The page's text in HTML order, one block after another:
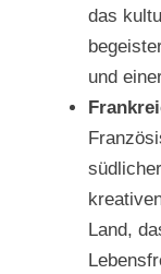
das
und
Land,